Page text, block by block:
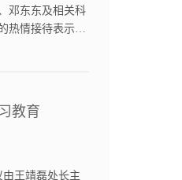
邓东东及相关科
热情接待表示衷
教育
王靖磊处长主